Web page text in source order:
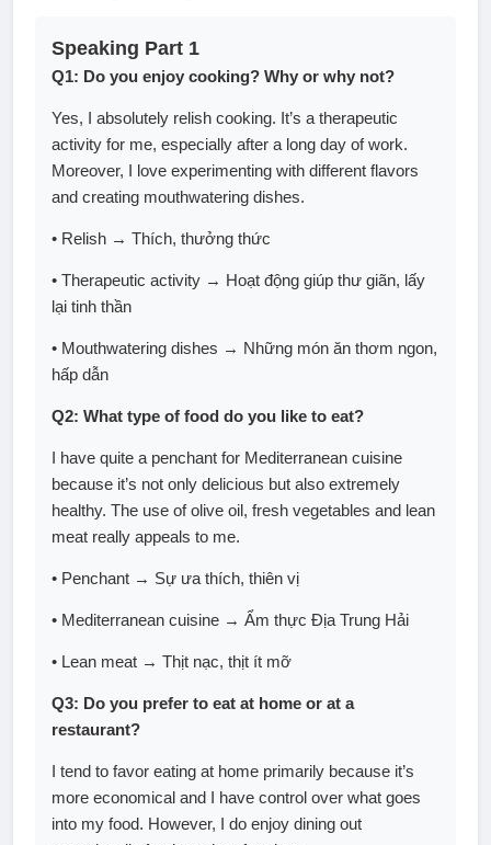
Speaking Part 1
Q1: Do you enjoy cooking? Why or why not?
Yes, I absolutely relish cooking. It’s a therapeutic
activity for me, especially after a long day of work.
Moreover, I love experimenting with different flavors
and creating mouthwatering dishes.
• Relish → Thích, thưởng thức
• Therapeutic activity → Hoạt động giúp thư giãn, lấy
lại tinh thần
• Mouthwatering dishes → Những món ăn thơm ngon,
hấp dẫn
Q2: What type of food do you like to eat?
I have quite a penchant for Mediterranean cuisine
because it’s not only delicious but also extremely
healthy. The use of olive oil, fresh vegetables and lean
meat really appeals to me.
• Penchant → Sự ưa thích, thiên vị
• Mediterranean cuisine → Ẩm thực Địa Trung Hải
• Lean meat → Thịt nạc, thịt ít mỡ
Q3: Do you prefer to eat at home or at a
restaurant?
I tend to favor eating at home primarily because it’s
more economical and I have control over what goes
into my food. However, I do enjoy dining out